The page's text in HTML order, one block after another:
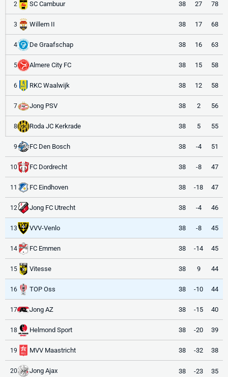
2 SC Cambuur 38 27 78
3 Willem II 38 17 68
4 De Graafschap 38 16 63
5 Almere City FC 38 15 58
6 RKC Waalwijk 38 12 58
7 Jong PSV 38 2 56
8 Roda JC Kerkrade 38 5 55
9 FC Den Bosch 38 -4 51
10 FC Dordrecht 38 -8 47
11 FC Eindhoven 38 -18 47
12 Jong FC Utrecht 38 -4 46
13 VVV-Venlo 38 -8 45
14 FC Emmen 38 -14 45
15 Vitesse 38 9 44
16 TOP Oss 38 -10 44
17 Jong AZ 38 -15 40
18 Helmond Sport 38 -20 39
19 MVV Maastricht 38 -32 38
20 Jong Ajax 38 -23 35